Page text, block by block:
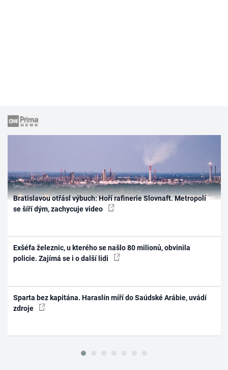
Bratislavou otřásl výbuch: Hoří rafinerie Slovnaft. Metropolí
se šíří dým, zachycuje video
Exšéfa železnic, u kterého se našlo 80 milionů, obvinila
policie. Zajímá se i o další lidi
Sparta bez kapitána. Haraslín míří do Saúdské Arábie, uvádí
zdroje